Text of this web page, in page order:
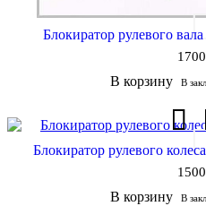
Блокиратор рулевого
В корзину В
Блокиратор рулевого
В корзину В